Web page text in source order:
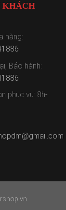
KHÁCH
hàng:
Bảo hành:
phục vụ: 8h-